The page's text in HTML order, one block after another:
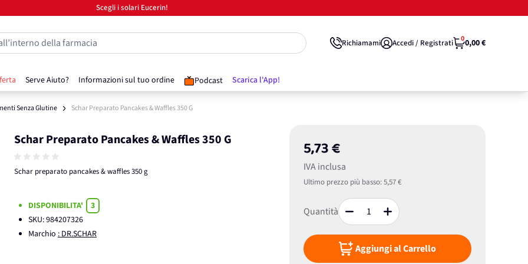
Scegli i solari Eucerin!
Serve Aiuto? Informazioni sul tuo ordine Podcast Scarica l'App!
della farmacia Richiamami Accedi / Registrati 00,00 €
Senza Glutine Schar Preparato Pancakes & Waffles 350 G
Schar Preparato Pancakes & Waffles 350 G
Schar preparato pancakes & waffles 350 g
5,73 €
IVA inclusa
Ultimo prezzo più basso:5,57 €
Quantità
Aggiungi al Carrello
DISPONIBILITA'
3
SKU:984207326
Marchio : DR.SCHAR